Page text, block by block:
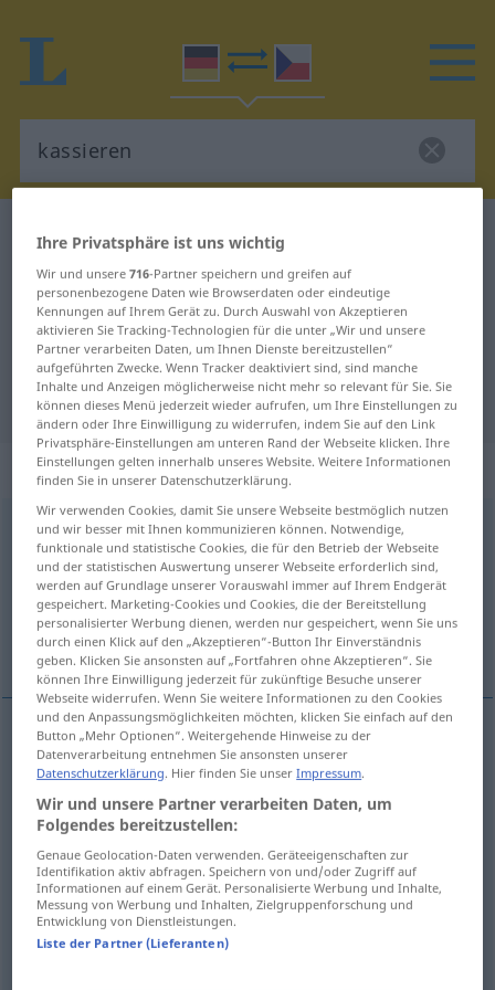
Deutsch-Tschechisch Wörterbuch
Deutsch-Tschechisch Übersetzung
für "kassieren"
"kassieren" Tschechisch
Übersetzung
„kassieren“
kassieren <ohnege;haben>
Übersicht aller Übersetzungen
(Für mehr Details die Übersetzung anklicken/antippen)
přijímat peníze, inkasovat, odnímat, rušit
přijímat<-jmout>peníze,inkasovat (IM)PFa.
UMG
kassieren Geld, einstecken müssen
odnímat<odejmout> kassierenwegnehmen FIG
UMG
<z>rušit kassieren JUR aufheben
Ihre Privatsphäre ist uns wichtig
Wir und unsere716-Partner speichern und greifen auf
personenbezogene Daten wie Browserdaten oder eindeutige
Kennungen auf Ihrem Gerät zu. Durch Auswahl von Akzeptieren
aktivieren Sie Tracking-Technologien für die unter „Wir und unsere
Partner verarbeiten Daten, um Ihnen Dienste bereitzustellen“
aufgeführten Zwecke. Wenn Tracker deaktiviert sind, sind manche
Inhalte und Anzeigen möglicherweise nicht mehr so relevant für Sie. Sie
können dieses Menü jederzeit wieder aufrufen, um Ihre Einstellungen zu
ändern oder Ihre Einwilligung zu widerrufen, indem Sie auf den Link
Privatsphäre-Einstellungen am unteren Rand der Webseite klicken. Ihre
Einstellungen gelten innerhalb unseres Website. Weitere Informationen
finden Sie in unserer Datenschutzerklärung.
Wir verwenden Cookies, damit Sie unsere Webseite bestmöglich nutzen
und wir besser mit Ihnen kommunizieren können. Notwendige,
funktionale und statistische Cookies, die für den Betrieb der Webseite
und der statistischen Auswertung unserer Webseite erforderlich sind,
werden auf Grundlage unserer Vorauswahl immer auf Ihrem Endgerät
gespeichert. Marketing-Cookies und Cookies, die der Bereitstellung
personalisierter Werbung dienen, werden nur gespeichert, wenn Sie uns
durch einen Klick auf den „Akzeptieren“-Button Ihr Einverständnis
geben. Klicken Sie ansonsten auf „Fortfahren ohne Akzeptieren“. Sie
können Ihre Einwilligung jederzeit für zukünftige Besuche unserer
Webseite widerrufen. Wenn Sie weitere Informationen zu den Cookies
und den Anpassungsmöglichkeiten möchten, klicken Sie einfach auf den
Button „Mehr Optionen“. Weitergehende Hinweise zu der
Datenverarbeitung entnehmen Sie ansonsten unserer
Datenschutzerklärung. Hier finden Sie unserImpressum.
Wir und unsere Partner verarbeiten Daten, um
Folgendes bereitzustellen:
Genaue Geolocation-Daten verwenden. Geräteeigenschaften zur
Identifikation aktiv abfragen. Speichern von und/oder Zugriff auf
Informationen auf einem Gerät. Personalisierte Werbung und Inhalte,
Messung von Werbung und Inhalten, Zielgruppenforschung und
Entwicklung von Dienstleistungen.
Liste der Partner (Lieferanten)